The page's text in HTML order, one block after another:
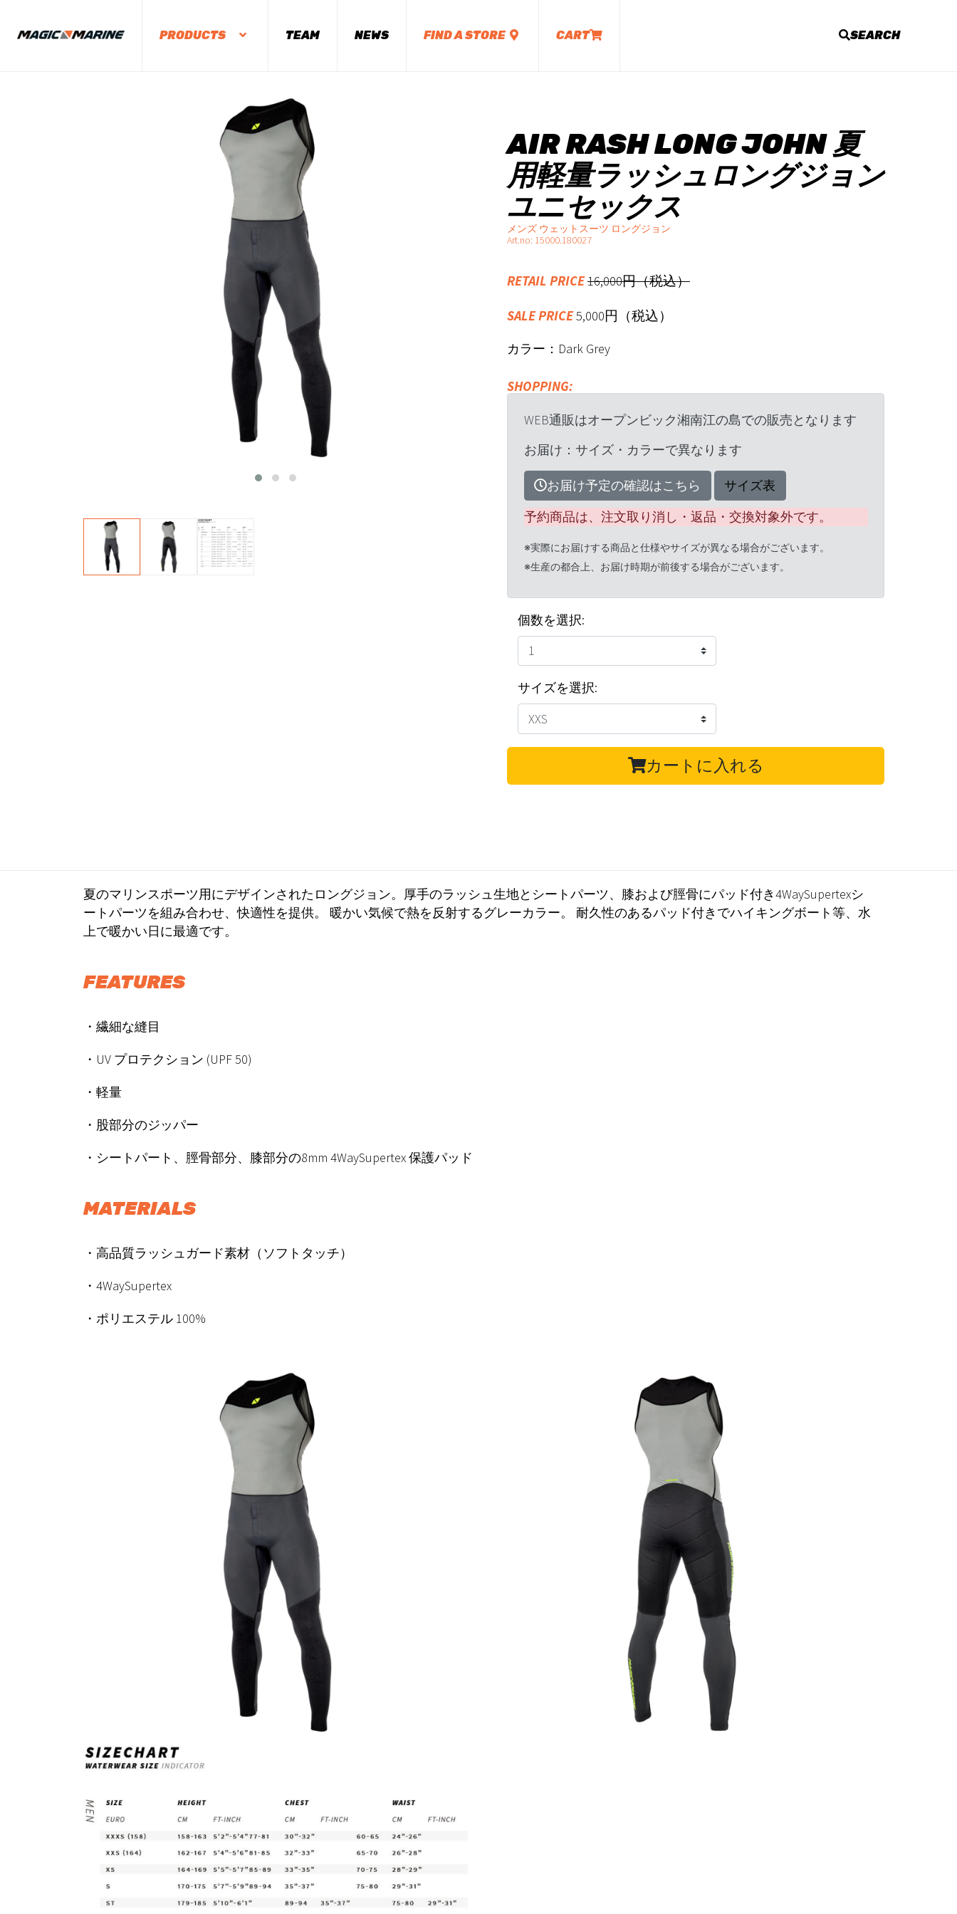
PRODUCTS TEAM NEWS FIND A STORE CART SEARCH
AIR RASH LONG JOHN 夏
用軽量ラッシュロングジョン
ユニセックス
メンズ ウェットスーツ ロングジョン
Art.no: 15000.180027
RETAIL PRICE16,000円（税込）
SALE PRICE5,000円（税込）
カラー：Dark Grey
SHOPPING:
WEB通販はオープンビック湘南江の島での販売となります
お届け：サイズ・カラーで異なります
お届け予定の確認はこちら
サイズ表
予約商品は、注文取り消し・返品・交換対象外です。
※実際にお届けする商品と仕様やサイズが異なる場合がございます。
※生産の都合上、お届け時期が前後する場合がございます。
個数を選択:
サイズを選択:
カートに入れる
夏のマリンスポーツ用にデザインされたロングジョン。厚手のラッシュ生地とシートパーツ、膝および脛骨にパッド付き4WaySupertexシ
ートパーツを組み合わせ、快適性を提供。 暖かい気候で熱を反射するグレーカラー。 耐久性のあるパッド付きでハイキングボート等、水
上で暖かい日に最適です。
FEATURES
・繊細な縫目
・UV プロテクション (UPF 50)
・軽量
・股部分のジッパー
・シートパート、脛骨部分、膝部分の8mm 4WaySupertex 保護パッド
MATERIALS
・高品質ラッシュガード素材（ソフトタッチ）
・4WaySupertex
・ポリエステル 100%